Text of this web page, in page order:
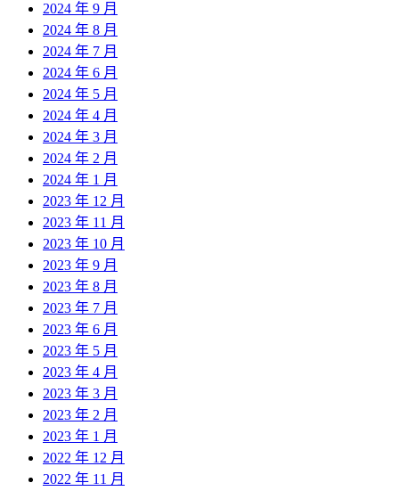
2024 年 9 月
2024 年 8 月
2024 年 7 月
2024 年 6 月
2024 年 5 月
2024 年 4 月
2024 年 3 月
2024 年 2 月
2024 年 1 月
2023 年 12 月
2023 年 11 月
2023 年 10 月
2023 年 9 月
2023 年 8 月
2023 年 7 月
2023 年 6 月
2023 年 5 月
2023 年 4 月
2023 年 3 月
2023 年 2 月
2023 年 1 月
2022 年 12 月
2022 年 11 月